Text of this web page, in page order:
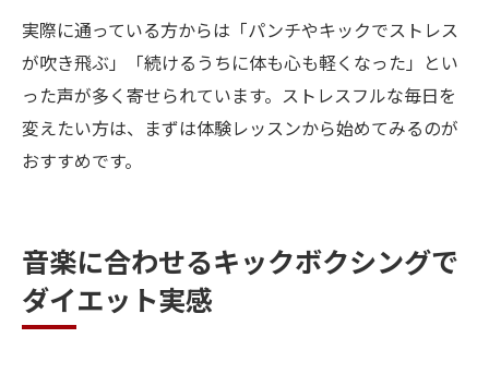
実際に通っている方からは「パンチやキックでストレス
が吹き飛ぶ」「続けるうちに体も心も軽くなった」とい
った声が多く寄せられています。ストレスフルな毎日を
変えたい方は、まずは体験レッスンから始めてみるのが
おすすめです。
音楽に合わせるキックボクシングで
ダイエット実感